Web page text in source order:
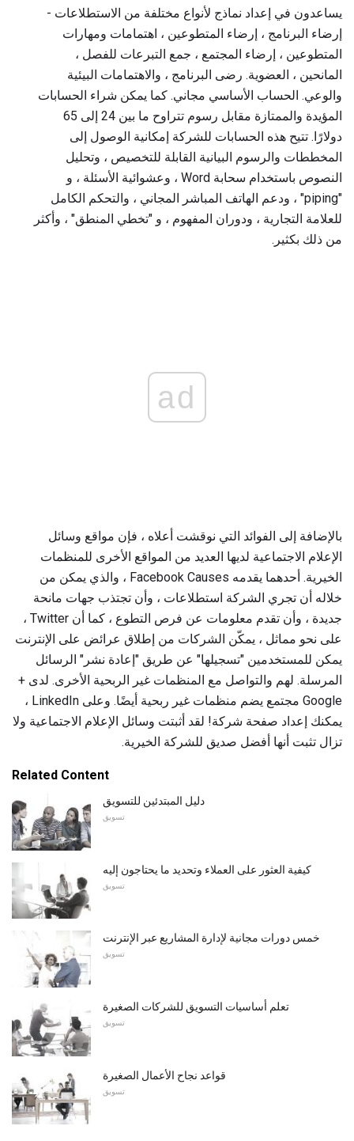
يساعدون في إعداد نماذج لأنواع مختلفة من الاستطلاعات -
إرضاء البرنامج ، إرضاء المتطوعين ، اهتمامات ومهارات
المتطوعين ، إرضاء المجتمع ، جمع التبرعات للفصل ،
المانحين ، العضوية. رضى البرنامج ، والاهتمامات البيئية
والوعي. الحساب الأساسي مجاني. كما يمكن شراء الحسابات
المؤيدة والممتازة مقابل رسوم تتراوح ما بين 24 إلى 65
دولارًا. تتيح هذه الحسابات للشركة إمكانية الوصول إلى
المخططات والرسوم البيانية القابلة للتخصيص ، وتحليل
النصوص باستخدام سحابة Word ، وعشوائية الأسئلة ، و
"piping" ، ودعم الهاتف المباشر المجاني ، والتحكم الكامل
للعلامة التجارية ، ودوران المفهوم ، و "تخطي المنطق" ، وأكثر
من ذلك بكثير.
ad
بالإضافة إلى الفوائد التي نوقشت أعلاه ، فإن مواقع وسائل
الإعلام الاجتماعية لديها العديد من المواقع الأخرى للمنظمات
الخيرية. أحدهما يقدمه Facebook Causes ، والذي يمكن من
خلاله أن تجري الشركة استطلاعات ، وأن تجتذب جهات مانحة
جديدة ، وأن تقدم معلومات عن فرص التطوع ، كما أن Twitter ،
على نحو مماثل ، يمكّن الشركات من إطلاق عرائض على الإنترنت
يمكن للمستخدمين "تسجيلها" عن طريق "إعادة نشر" الرسائل
المرسلة. لهم والتواصل مع المنظمات غير الربحية الأخرى. لدى +
Google مجتمع يضم منظمات غير ربحية أيضًا. وعلى LinkedIn ،
يمكنك إعداد صفحة شركة! لقد أثبتت وسائل الإعلام الاجتماعية ولا
تزال تثبت أنها أفضل صديق للشركة الخيرية.
Related Content
دليل المبتدئين للتسويق
تسويق
كيفية العثور على العملاء وتحديد ما يحتاجون إليه
تسويق
خمس دورات مجانية لإدارة المشاريع عبر الإنترنت
تسويق
تعلم أساسيات التسويق للشركات الصغيرة
تسويق
قواعد نجاح الأعمال الصغيرة
تسويق